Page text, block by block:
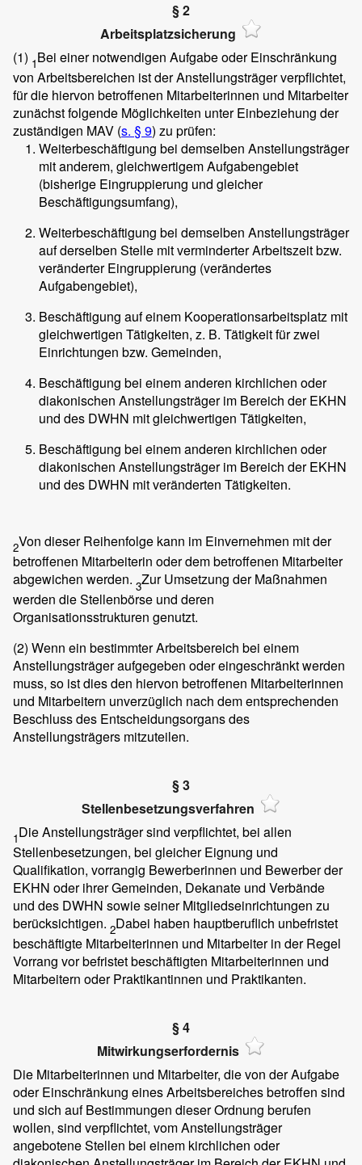
§ 2
Arbeitsplatzsicherung
(1) 1Bei einer notwendigen Aufgabe oder Einschränkung
von Arbeitsbereichen ist der Anstellungsträger verpflichtet,
für die hiervon betroffenen Mitarbeiterinnen und Mitarbeiter
zunächst folgende Möglichkeiten unter Einbeziehung der
zuständigen MAV (s. § 9) zu prüfen:
Weiterbeschäftigung bei demselben Anstellungsträger
mit anderem, gleichwertigem Aufgabengebiet
(bisherige Eingruppierung und gleicher
Beschäftigungsumfang),
Weiterbeschäftigung bei demselben Anstellungsträger
auf derselben Stelle mit verminderter Arbeitszeit bzw.
veränderter Eingruppierung (verändertes
Aufgabengebiet),
Beschäftigung auf einem Kooperationsarbeitsplatz mit
gleichwertigen Tätigkeiten, z. B. Tätigkeit für zwei
Einrichtungen bzw. Gemeinden,
Beschäftigung bei einem anderen kirchlichen oder
diakonischen Anstellungsträger im Bereich der EKHN
und des DWHN mit gleichwertigen Tätigkeiten,
Beschäftigung bei einem anderen kirchlichen oder
diakonischen Anstellungsträger im Bereich der EKHN
und des DWHN mit veränderten Tätigkeiten.
2Von dieser Reihenfolge kann im Einvernehmen mit der
betroffenen Mitarbeiterin oder dem betroffenen Mitarbeiter
abgewichen werden. 3Zur Umsetzung der Maßnahmen
werden die Stellenbörse und deren
Organisationsstrukturen genutzt.
(2) Wenn ein bestimmter Arbeitsbereich bei einem
Anstellungsträger aufgegeben oder eingeschränkt werden
muss, so ist dies den hiervon betroffenen Mitarbeiterinnen
und Mitarbeitern unverzüglich nach dem entsprechenden
Beschluss des Entscheidungsorgans des
Anstellungsträgers mitzuteilen.
§ 3
Stellenbesetzungsverfahren
1Die Anstellungsträger sind verpflichtet, bei allen
Stellenbesetzungen, bei gleicher Eignung und
Qualifikation, vorrangig Bewerberinnen und Bewerber der
EKHN oder ihrer Gemeinden, Dekanate und Verbände
und des DWHN sowie seiner Mitgliedseinrichtungen zu
berücksichtigen. 2Dabei haben hauptberuflich unbefristet
beschäftigte Mitarbeiterinnen und Mitarbeiter in der Regel
Vorrang vor befristet beschäftigten Mitarbeiterinnen und
Mitarbeitern oder Praktikantinnen und Praktikanten.
§ 4
Mitwirkungserfordernis
Die Mitarbeiterinnen und Mitarbeiter, die von der Aufgabe
oder Einschränkung eines Arbeitsbereiches betroffen sind
und sich auf Bestimmungen dieser Ordnung berufen
wollen, sind verpflichtet, vom Anstellungsträger
angebotene Stellen bei einem kirchlichen oder